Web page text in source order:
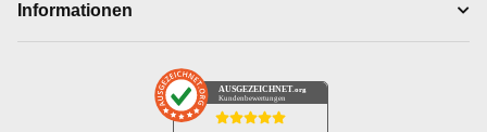
Informationen
AUSGEZEICHNET .org
Kundenbewertungen